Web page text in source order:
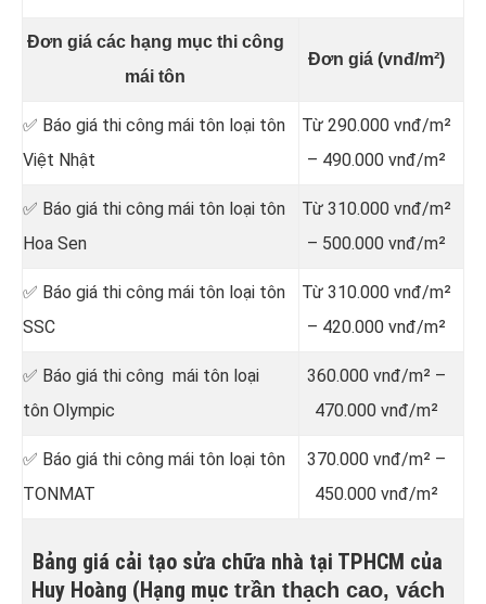
Đơn giá các hạng mục thi công
mái tôn
Đơn giá (vnđ/m²)
✅ Báo giá thi công mái tôn loại tôn
Việt Nhật
Từ 290.000 vnđ/m²
– 490.000 vnđ/m²
✅ Báo giá thi công mái tôn loại tôn
Hoa Sen
Từ 310.000 vnđ/m²
– 500.000 vnđ/m²
✅ Báo giá thi công mái tôn loại tôn
SSC
Từ 310.000 vnđ/m²
– 420.000 vnđ/m²
✅ Báo giá thi công mái tôn loại
tôn Olympic
360.000 vnđ/m² –
470.000 vnđ/m²
✅ Báo giá thi công mái tôn loại tôn
TONMAT
370.000 vnđ/m² –
450.000 vnđ/m²
Bảng giá cải tạo sửa chữa nhà tại TPHCM của
Huy Hoàng (Hạng mục trần thạch cao, vách